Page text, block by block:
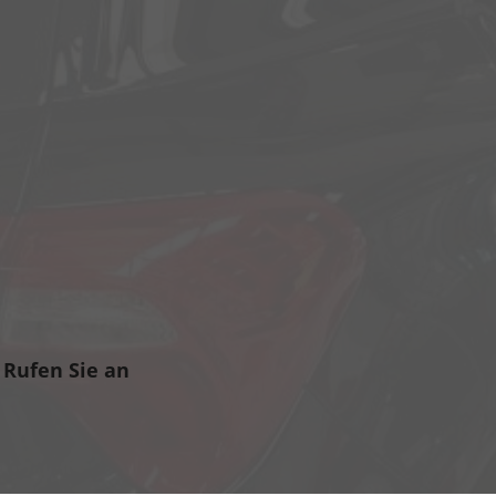
Rufen Sie an